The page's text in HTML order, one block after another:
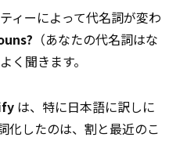
ィーによって代名詞が変わ
（あなたの代名詞はな
く聞きます。
は、特に日本語に訳しに
化したのは、割と最近のこ